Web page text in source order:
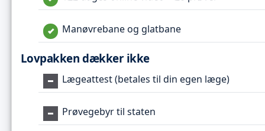
Manøvrebane og glatbane
Lovpakken dækker ikke
Lægeattest (betales til din egen læge)
Prøvegebyr til staten